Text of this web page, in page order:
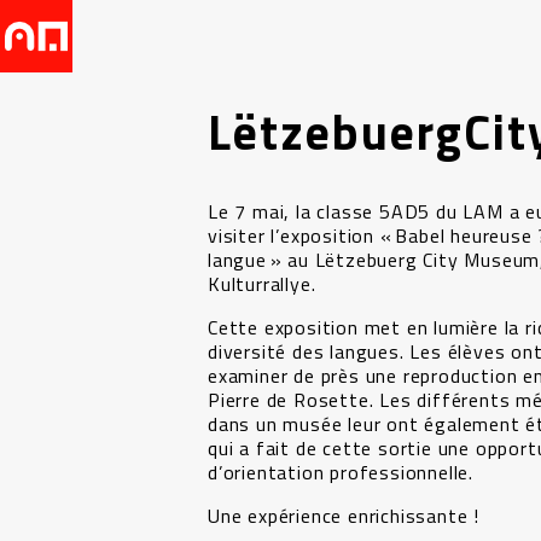
Le 7 mai, la classe 5AD5 du LAM a
visiter l’exposition « Babel heureuse
langue » au Lëtzebuerg City
Kulturrallye.
Cette exposition met en lumière la
diversité des langues. Les élèves
examiner de près une reproduction
Pierre de Rosette. Les différents
dans un musée leur ont également
qui a fait de cette sortie une
d’orientation professionnelle.
Une expérience enrichissante !